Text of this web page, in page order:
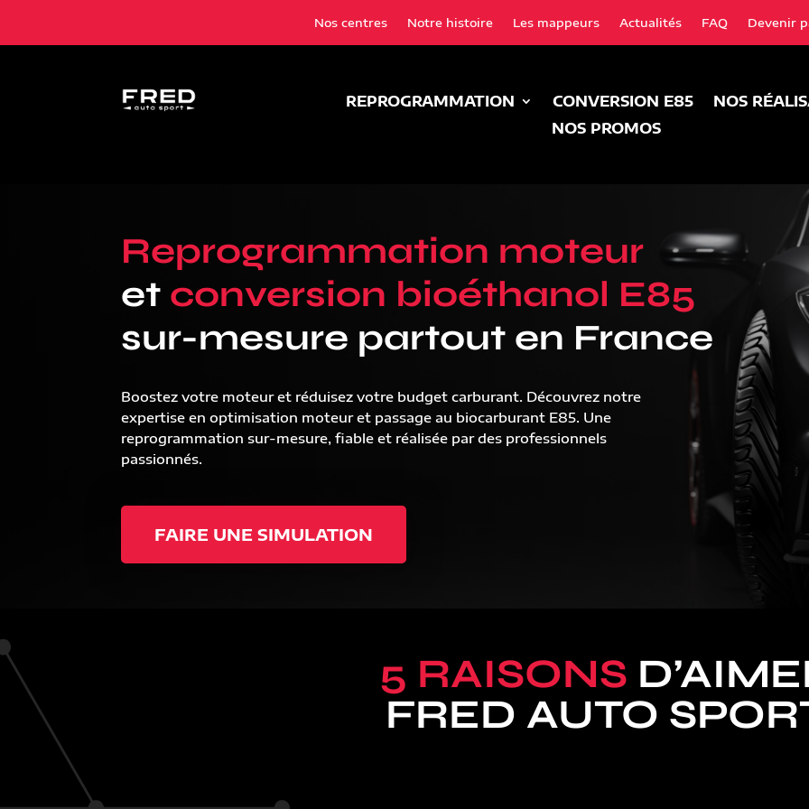
Nos centres Notre histoire Les mappeurs Actualités FAQ Devenir
REPROGRAMMATION CONVERSION E85
NOS
NOS PROMOS
Reprogrammation moteur
et conversion bioéthanol E85
sur-mesure partout en France
Boostez votre moteur et réduisez votre budget carburant. Découvrez notre
expertise en optimisation moteur et passage au biocarburant E85. Une
reprogrammation sur-mesure, fiable et réalisée par des professionnels
passionnés.
FAIRE UNE SIMULATION
5 RAISONS
FRED AUTO